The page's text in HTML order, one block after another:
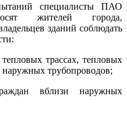
специалисты ПАО
жителей города,
зданий соблюдать
трассах, тепловых
наружных трубопроводов;
вблизи наружных